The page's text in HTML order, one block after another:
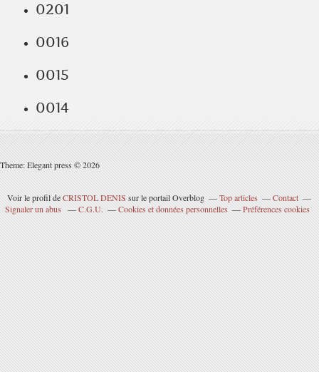
0201
0016
0015
0014
Theme: Elegant press © 2026
Voir le profil deCRISTOL DENIS sur le portail Overblog Top articles
Contact
Signaler un abus
C.G.U. Cookies et données personnelles Préférences cookies